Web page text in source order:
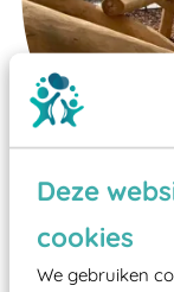
Deze
cookies
We gebruiken
Wist je